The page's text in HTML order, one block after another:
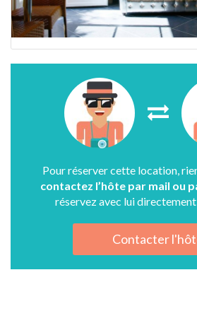
Pour réserver cette location,
contactez l’hôte par mail ou
réservez avec lui
Contacter